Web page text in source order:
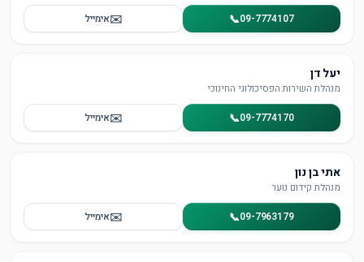
📞09-7774107
✉️אימייל
יעל דן
מנהלת השירות הפסיכולוגי החינוכי
📞09-7774170
✉️אימייל
אתי בן נון
מנהלת קידום נוער
📞09-7963179
✉️אימייל